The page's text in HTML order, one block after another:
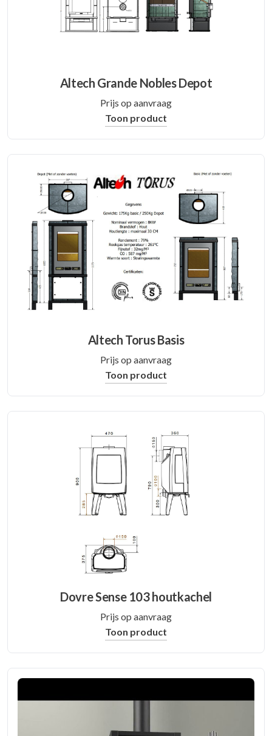
Altech Grande Nobles Depot
Prijs op aanvraag
Toon product
Altech Torus Basis
Prijs op aanvraag
Toon product
Dovre Sense 103 houtkachel
Prijs op aanvraag
Toon product